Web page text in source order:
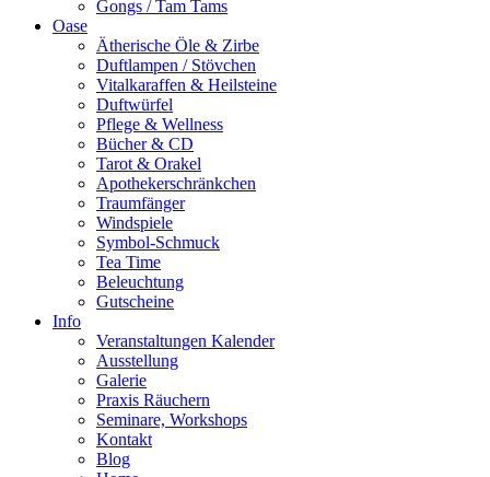
Gongs / Tam Tams
Oase
Ätherische Öle & Zirbe
Duftlampen / Stövchen
Vitalkaraffen & Heilsteine
Duftwürfel
Pflege & Wellness
Bücher & CD
Tarot & Orakel
Apothekerschränkchen
Traumfänger
Windspiele
Symbol-Schmuck
Tea Time
Beleuchtung
Gutscheine
Info
Veranstaltungen Kalender
Ausstellung
Galerie
Praxis Räuchern
Seminare, Workshops
Kontakt
Blog